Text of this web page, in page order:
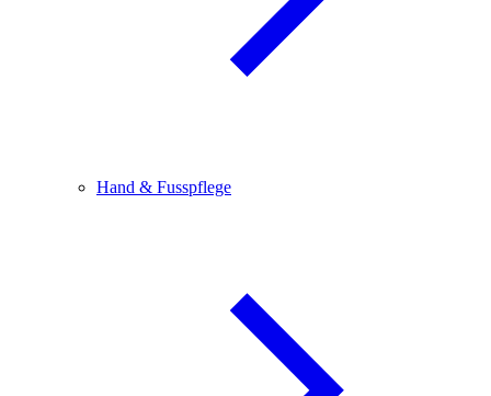
Hand & Fusspflege